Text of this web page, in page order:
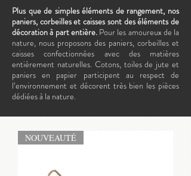
Plus que de simples éléments de rangement, nos
paniers, corbeilles et caisses sont des éléments de
décoration à part entière. Pour les amoureux de la
nature, nous proposons des paniers, corbeilles et
caisses confectionnées avec des matières
entièrement naturelles. Cotons, toiles de jute et
paniers en papier participent au respect de
l’environnement et décorent très bien les pièces
dédiées à la nature.
NOUVEAUTÉ